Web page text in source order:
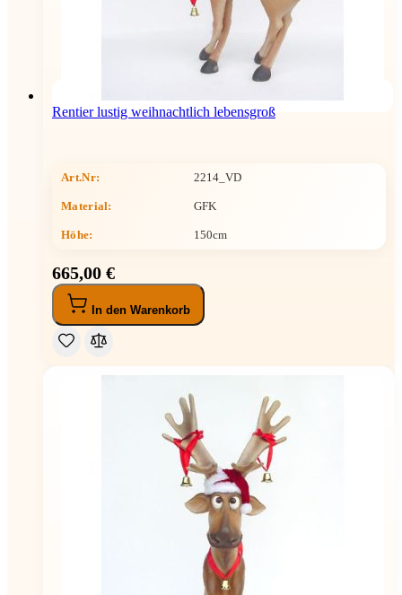
Rentier lustig weihnachtlich lebensgroß
Art.Nr: 2214_VD
Material: GFK
Höhe: 150cm
665,00 €
In den Warenkorb